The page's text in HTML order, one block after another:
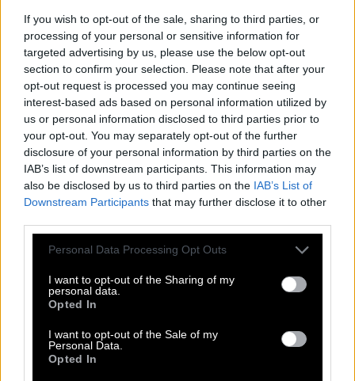
If you wish to opt-out of the sale, sharing to third parties, or
processing of your personal or sensitive information for
targeted advertising by us, please use the below opt-out
section to confirm your selection. Please note that after your
opt-out request is processed you may continue seeing
interest-based ads based on personal information utilized by
us or personal information disclosed to third parties prior to
your opt-out. You may separately opt-out of the further
disclosure of your personal information by third parties on the
IAB’s list of downstream participants. This information may
also be disclosed by us to third parties on the IAB’s List of
Downstream Participants that may further disclose it to other
Personal Data Processing Opt Outs
I want to opt-out of the Sharing of my
personal data.
Opted In
I want to opt-out of the Sale of my
Personal Data.
Opted In
Sudoku und Tangle. All diese unglaublichen Spiele sind
Teil dieser App. Mit diesen Puzzlespielen können Sie
Freunde herausfordern, die Antworten erraten, die
Rechtschreibung verbessern und sie schlagen. Entwickelt
von Fanatee, Inc, bekannt für seine besten Puzzle-
Wortspiele im Android- und Apple-Store.
Zugriff auf Hunderte von Rätseln direkt auf Ihrem
Android-Gerät. Spielen oder wiederholen Sie Ihre
Kreuzworträtsel, wann und wo Sie möchten! Trainieren Sie
Ihr Gehirn und lösen Sie jeden Tag brillante
Kreuzworträtsel! Erweitern Sie Ihren Wortschatz und Ihr
Kreuzworträtsel-Lösen und haben Sie jede Menge Spaß –
und das alles kostenlos! Diese Seite enthält Antworten auf
Der Vietcong startete Anfang 1968
die __-Offensive